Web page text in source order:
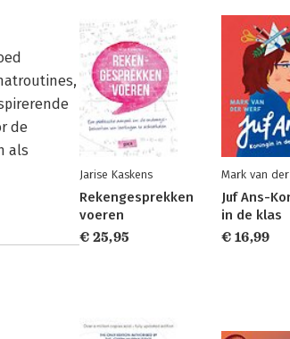
de
als
Jarise Kaskens
Rekengesprekken
voeren
€ 25,95
Mark van
Juf Ans-
in de klas
€ 16,99